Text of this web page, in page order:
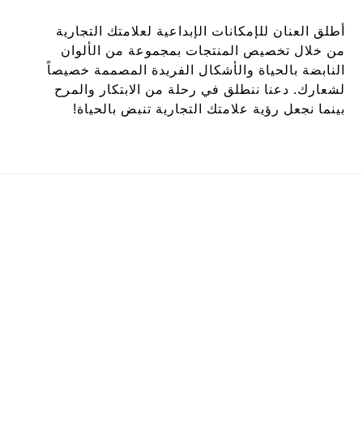
أطلق العنان للإمكانات الإبداعية لعلامتك التجارية
من خلال تخصيص المنتجات بمجموعة من الألوان
النابضة بالحياة والأشكال الفريدة المصممة خصيصاً
لشعارك. دعنا ننطلق في رحلة من الابتكار والمرح
بينما نجعل رؤية علامتك التجارية تنبض بالحياة!